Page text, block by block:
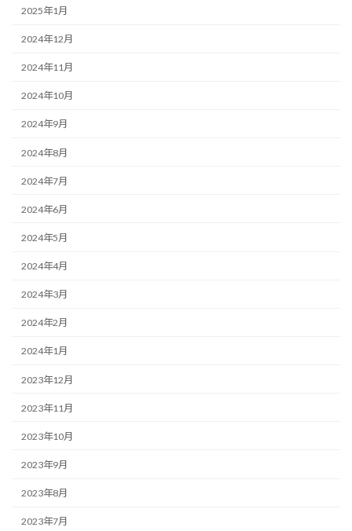
2025年1月
2024年12月
2024年11月
2024年10月
2024年9月
2024年8月
2024年7月
2024年6月
2024年5月
2024年4月
2024年3月
2024年2月
2024年1月
2023年12月
2023年11月
2023年10月
2023年9月
2023年8月
2023年7月